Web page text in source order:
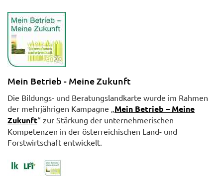
Mein Betrieb - Meine Zukunft
Die Bildungs- und Beratungslandkarte wurde im Rahmen
der mehrjährigen Kampagne „ Mein Betrieb – Meine
Zukunft“ zur Stärkung der unternehmerischen
Kompetenzen in der österreichischen Land- und
Forstwirtschaft entwickelt.